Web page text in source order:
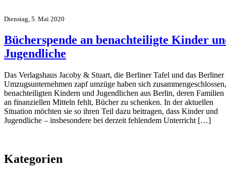
Dienstag, 5. Mai 2020
Bücherspende an benachteiligte Kinder
Jugendliche
Das Verlagshaus Jacoby & Stuart, die Berliner Tafel und das Berliner
Umzugsunternehmen zapf umzüge haben sich
benachteiligten Kindern und Jugendlichen aus Berlin, deren Familien
an finanziellen Mitteln fehlt, Bücher zu schenken. In der aktuellen
Situation möchten sie so ihren Teil dazu beitragen, dass Kinder und
Jugendliche – insbesondere bei derzeit fehlendem Unterricht […]
Kategorien